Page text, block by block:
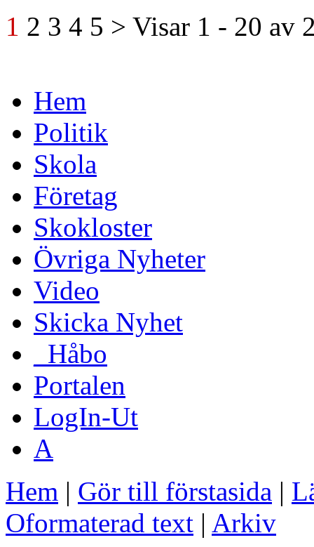
1 2 3 4 5 > Visar 1 - 20 av
Hem
Politik
Skola
Företag
Skokloster
Övriga Nyheter
Video
Skicka Nyhet
_Håbo
Portalen
LogIn-Ut
A
Hem | Gör till förstasida |
Oformaterad text | Arkiv